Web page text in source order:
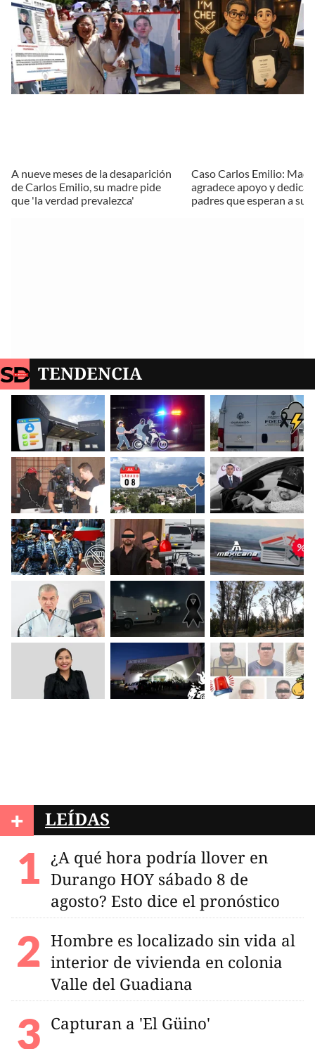
A nueve meses de la desaparición
de Carlos Emilio, su madre pide
que 'la verdad prevalezca'
Caso Carlos Emilio:
agradece apoyo y dedica
padres que esperan a
TENDENCIA
+ LEÍDAS
¿A qué hora podría llover en
Durango HOY sábado 8 de
agosto? Esto dice el pronóstico
Hombre es localizado sin vida al
interior de vivienda en colonia
Valle del Guadiana
Capturan a 'El Güino'